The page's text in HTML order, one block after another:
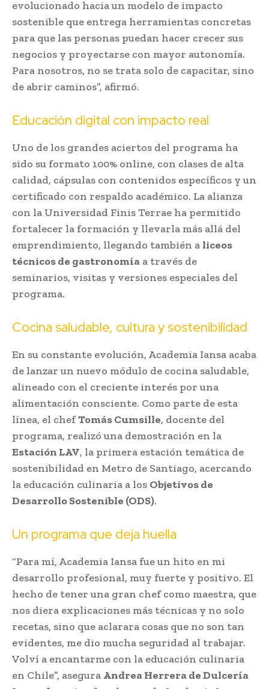
evolucionado hacia un modelo de impacto
sostenible que entrega herramientas concretas
para que las personas puedan hacer crecer sus
negocios y proyectarse con mayor autonomía.
Para nosotros, no se trata solo de capacitar, sino
de abrir caminos”, afirmó.
Educación digital con impacto real
Uno de los grandes aciertos del programa ha
sido su formato 100% online, con clases de alta
calidad, cápsulas con contenidos específicos y un
certificado con respaldo académico. La alianza
con la Universidad Finis Terrae ha permitido
fortalecer la formación y llevarla más allá del
emprendimiento, llegando también a liceos
técnicos de gastronomía a través de
seminarios, visitas y versiones especiales del
programa.
Cocina saludable, cultura y sostenibilidad
En su constante evolución, Academia Iansa acaba
de lanzar un nuevo módulo de cocina saludable,
alineado con el creciente interés por una
alimentación consciente. Como parte de esta
línea, el chefTomás Cumsille, docente del
programa, realizó una demostración en la
Estación LAV, la primera estación temática de
sostenibilidad en Metro de Santiago, acercando
la educación culinaria a los Objetivos de
Desarrollo Sostenible (ODS).
Un programa que deja huella
“Para mí, Academia Iansa fue un hito en mi
desarrollo profesional, muy fuerte y positivo. El
hecho de tener una gran chef como maestra, que
nos diera explicaciones más técnicas y no solo
recetas, sino que aclarara cosas que no son tan
evidentes, me dio mucha seguridad al trabajar.
Volví a encantarme con la educación culinaria
en Chile”, asegura Andrea Herrera de Dulcería